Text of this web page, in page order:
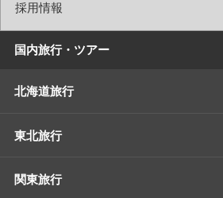
採用情報
国内旅行・ツアー
北海道旅行
東北旅行
関東旅行